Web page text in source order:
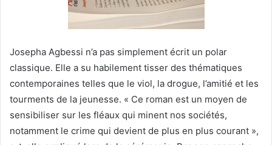
Josepha Agbessi n’a pas simplement écrit un polar
classique. Elle a su habilement tisser des thématiques
contemporaines telles que le viol, la drogue, l’amitié et les
tourments de la jeunesse. « Ce roman est un moyen de
sensibiliser sur les fléaux qui minent nos sociétés,
notamment le crime qui devient de plus en plus courant »,